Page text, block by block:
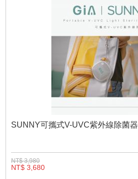
SUNNY可攜式V-UVC紫外線除菌器
NT$ 3,980
NT$ 3,680